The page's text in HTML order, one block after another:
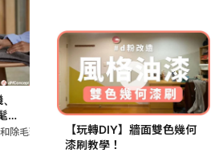
又
除毛球機清潔衣物，透過去毛球
【玩轉DIY】牆面雙色幾何
漆刷教學！